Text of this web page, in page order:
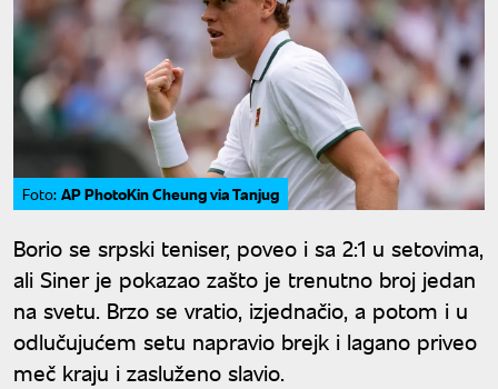
Foto: AP PhotoKin Cheung via Tanjug
Borio se srpski teniser, poveo i sa 2:1 u setovima,
ali Siner je pokazao zašto je trenutno broj jedan
na svetu. Brzo se vratio, izjednačio, a potom i u
odlučujućem setu napravio brejk i lagano priveo
meč kraju i zasluženo slavio.